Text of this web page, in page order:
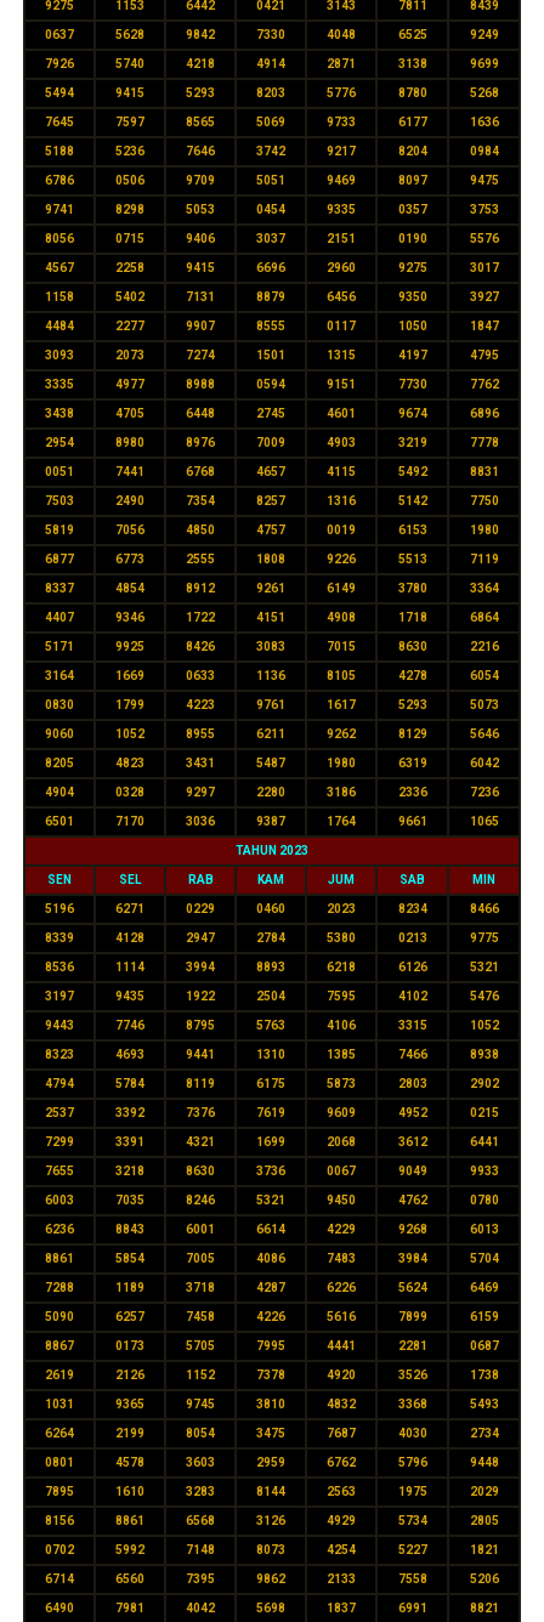
9275 1153 6442 0421 3143 7811 8439
0637 5628 9842 7330 4048 6525 9249
7926 5740 4218 4914 2871 3138 9699
5494 9415 5293 8203 5776 8780 5268
7645 7597 8565 5069 9733 6177 1636
5188 5236 7646 3742 9217 8204 0984
6786 0506 9709 5051 9469 8097 9475
9741 8298 5053 0454 9335 0357 3753
8056 0715 9406 3037 2151 0190 5576
4567 2258 9415 6696 2960 9275 3017
1158 5402 7131 8879 6456 9350 3927
4484 2277 9907 8555 0117 1050 1847
3093 2073 7274 1501 1315 4197 4795
3335 4977 8988 0594 9151 7730 7762
3438 4705 6448 2745 4601 9674 6896
2954 8980 8976 7009 4903 3219 7778
0051 7441 6768 4657 4115 5492 8831
7503 2490 7354 8257 1316 5142 7750
5819 7056 4850 4757 0019 6153 1980
6877 6773 2555 1808 9226 5513 7119
8337 4854 8912 9261 6149 3780 3364
4407 9346 1722 4151 4908 1718 6864
5171 9925 8426 3083 7015 8630 2216
3164 1669 0633 1136 8105 4278 6054
0830 1799 4223 9761 1617 5293 5073
9060 1052 8955 6211 9262 8129 5646
8205 4823 3431 5487 1980 6319 6042
4904 0328 9297 2280 3186 2336 7236
6501 7170 3036 9387 1764 9661 1065
TAHUN 2023
SEN SEL RAB KAM JUM SAB MIN
5196 6271 0229 0460 2023 8234 8466
8339 4128 2947 2784 5380 0213 9775
8536 1114 3994 8893 6218 6126 5321
3197 9435 1922 2504 7595 4102 5476
9443 7746 8795 5763 4106 3315 1052
8323 4693 9441 1310 1385 7466 8938
4794 5784 8119 6175 5873 2803 2902
2537 3392 7376 7619 9609 4952 0215
7299 3391 4321 1699 2068 3612 6441
7655 3218 8630 3736 0067 9049 9933
6003 7035 8246 5321 9450 4762 0780
6236 8843 6001 6614 4229 9268 6013
8861 5854 7005 4086 7483 3984 5704
7288 1189 3718 4287 6226 5624 6469
5090 6257 7458 4226 5616 7899 6159
8867 0173 5705 7995 4441 2281 0687
2619 2126 1152 7378 4920 3526 1738
1031 9365 9745 3810 4832 3368 5493
6264 2199 8054 3475 7687 4030 2734
0801 4578 3603 2959 6762 5796 9448
7895 1610 3283 8144 2563 1975 2029
8156 8861 6568 3126 4929 5734 2805
0702 5992 7148 8073 4254 5227 1821
6714 6560 7395 9862 2133 7558 5206
6490 7981 4042 5698 1837 6991 8821